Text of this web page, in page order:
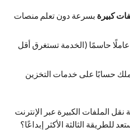
كبيرة بسرعة دون تعلم منصات
حاسمًا (الخدمة تستغرق أقل
حسابًا على خدمات التخزين
الملفات الكبيرة عبر الإنترنت
الثالثة الأكثر إبداعًا؟